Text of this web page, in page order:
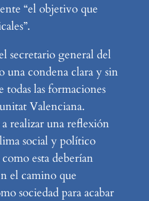
“el objetivo que
secretario general del
una condena clara y sin
todas las formaciones
Valenciana.
realizar una reflexión
social y político
esta deberían
el camino que
sociedad para acabar